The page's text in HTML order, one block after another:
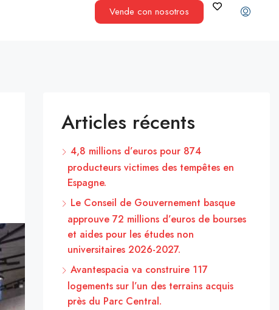
Vende con nosotros
Articles récents
4,8 millions d’euros pour 874
producteurs victimes des tempêtes en
Espagne.
Le Conseil de Gouvernement basque
approuve 72 millions d’euros de bourses
et aides pour les études non
universitaires 2026-2027.
Avantespacia va construire 117
logements sur l’un des terrains acquis
près du Parc Central.